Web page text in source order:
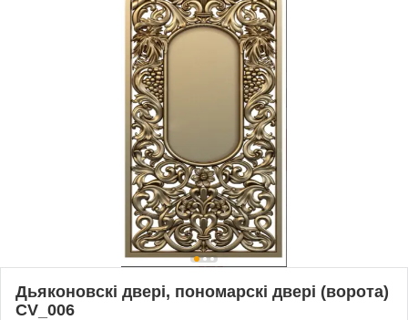
Дьяконовскі двері, пономарскі двері (ворота)
CV_006